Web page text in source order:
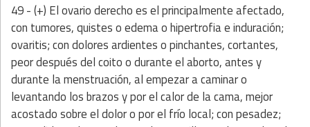
49 - (+) El ovario derecho es el principalmente afectado,
con tumores, quistes o edema o hipertrofia e induración;
ovaritis; con dolores ardientes o pinchantes, cortantes,
peor después del coito o durante el aborto, antes y
durante la menstruación, al empezar a caminar o
levantando los brazos y por el calor de la cama, mejor
acostado sobre el dolor o por el frío local; con pesadez;